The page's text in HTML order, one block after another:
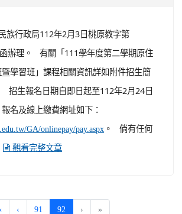
族行政局112年2月3日桃原教字第
辦理。 有關「111學年度第二學期原住
學習班」課程相關資訊詳如附件招生簡
招生報名日期自即日起至112年2月24日
報名及線上繳費網址如下：
GA/onlinepay/pay.aspx 。 倘有任何
觀看完整文章
‹ 91 92(current)
› »